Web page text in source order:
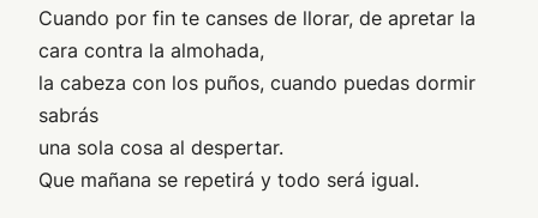
Cuando por fin te canses de llorar, de apretar la
cara contra la almohada,
la cabeza con los puños, cuando puedas dormir
sabrás
una sola cosa al despertar.
Que mañana se repetirá y todo será igual.